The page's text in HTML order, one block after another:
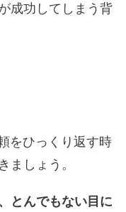
成功してしまう背
をひっくり返す時
ましょう。
とんでもない目に